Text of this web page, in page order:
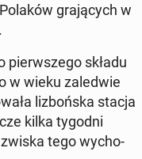
gra­ją­cych w
pierw­sze­go składu
w wieku za­le­d­wie
li­zboń­ska stacja
kilka tygodni
tego wy­cho­